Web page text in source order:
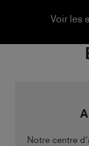
Voir les
Notre centre